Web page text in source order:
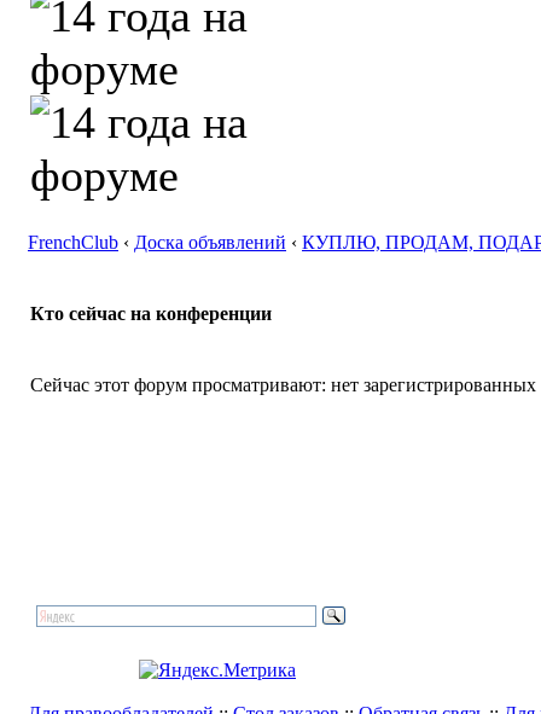
FrenchClub ‹ Доска объявлений ‹ КУПЛЮ, ПРОДАМ,
Кто сейчас на конференции
Сейчас этот форум просматривают: нет зарегистрированных